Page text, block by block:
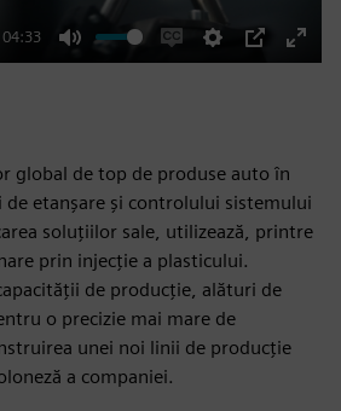
04:33
Mute
EnableSettings
PIP
Enter
global de top de produse auto în
etanșare și controlului sistemului
soluțiilor sale, utilizează, printre
prin injecție a plasticului.
de producție, alături de
o precizie mai mare de
unei noi linii de producție
a companiei.